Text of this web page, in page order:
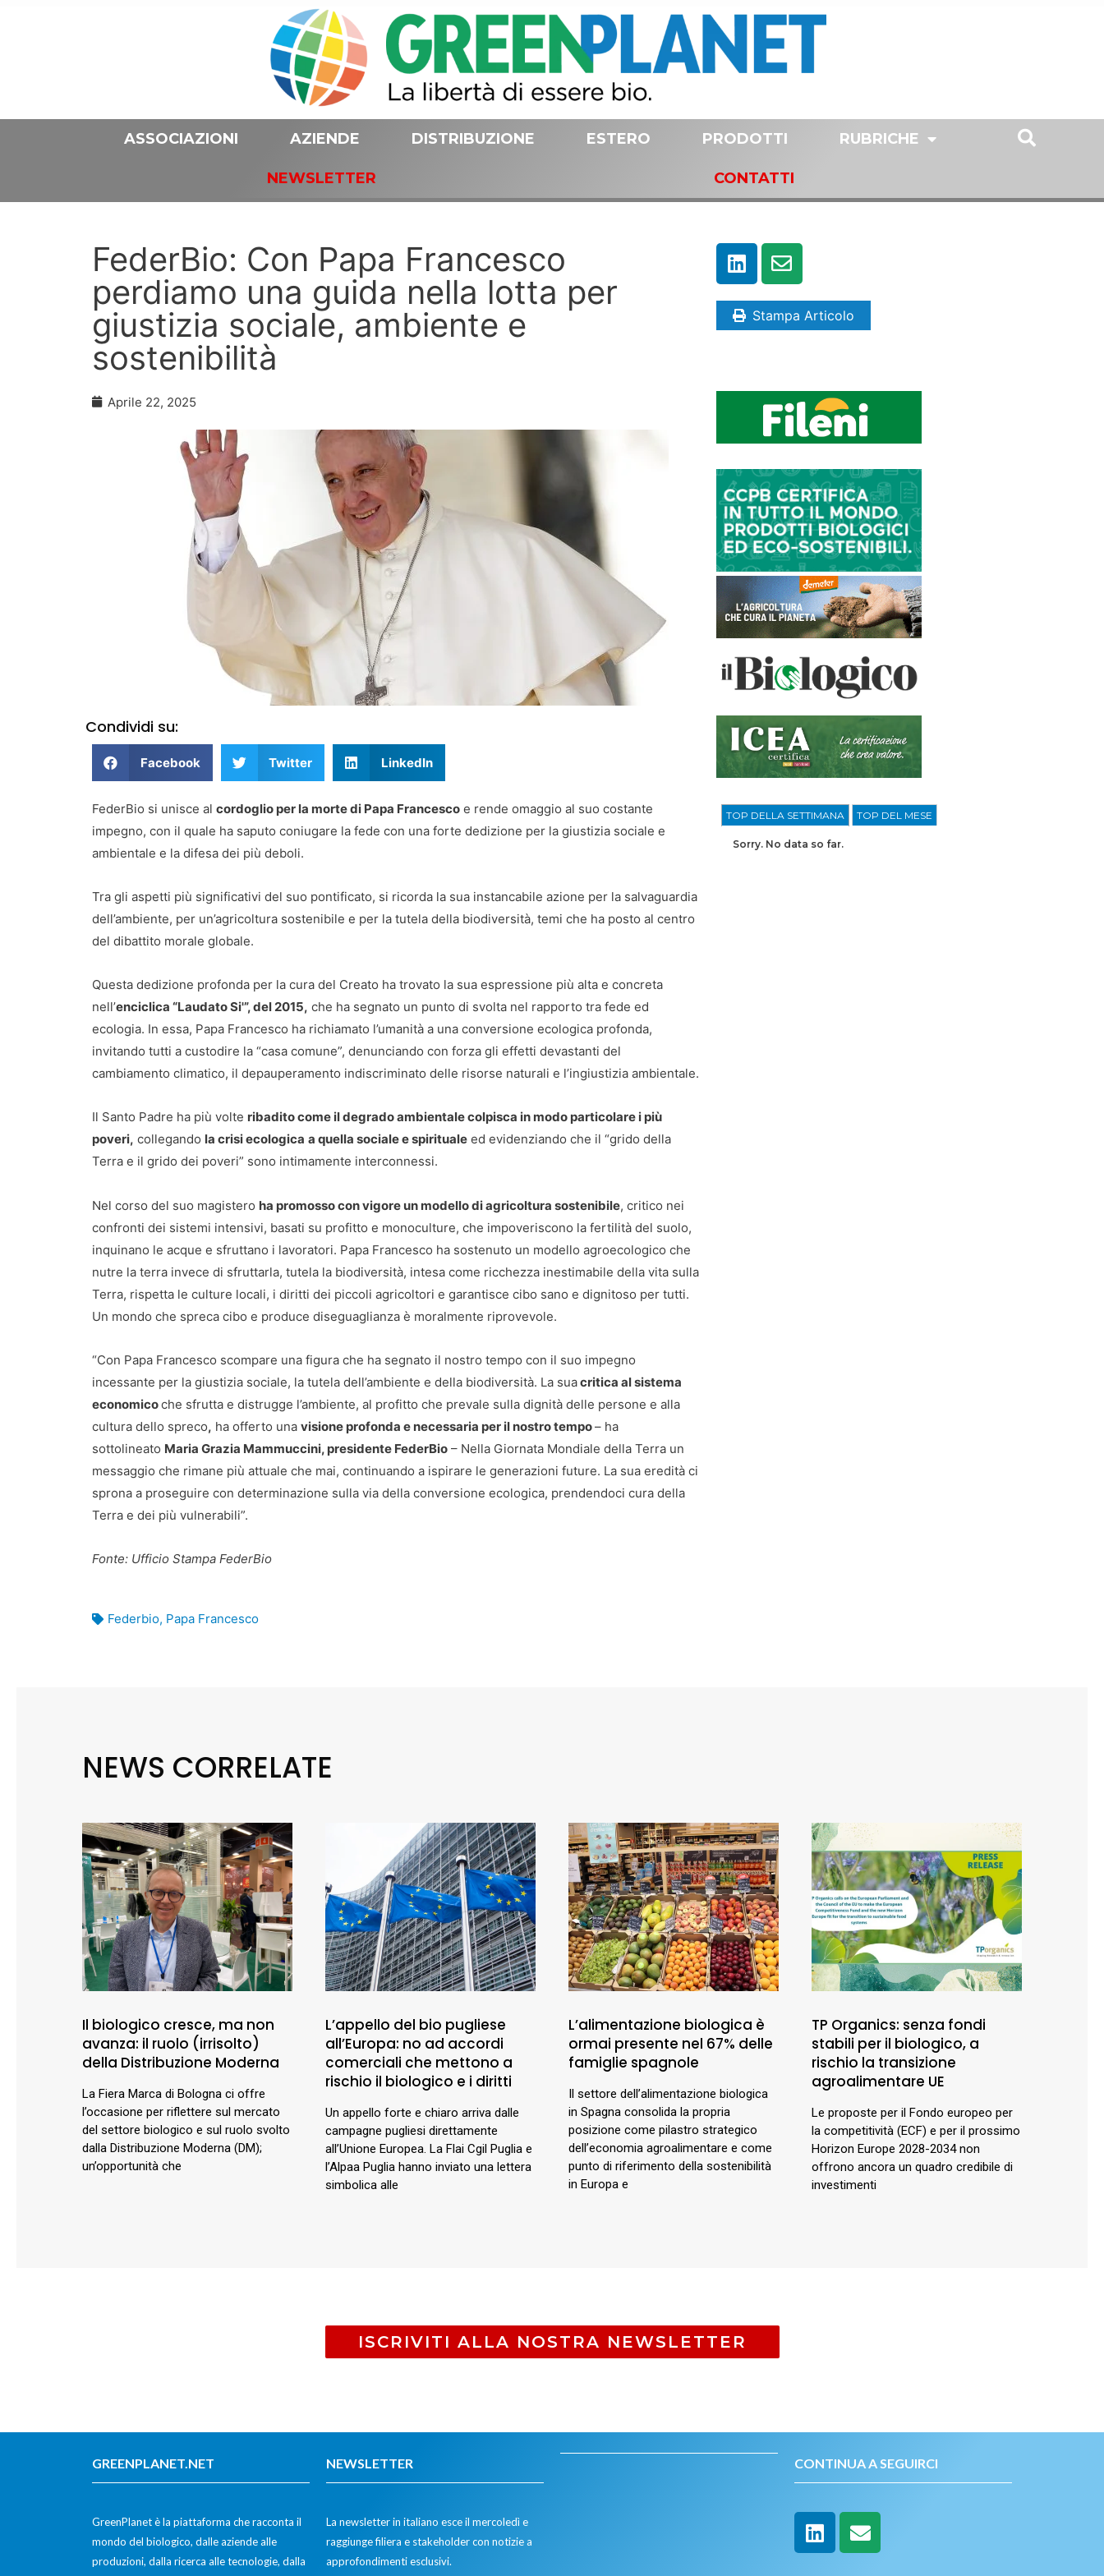
ASSOCIAZIONI AZIENDE DISTRIBUZIONE ESTERO PRODOTTI RUBRICHE
NEWSLETTER CONTATTI
FederBio: Con Papa Francesco
perdiamo una guida nella lotta per
giustizia sociale, ambiente e
sostenibilità
Aprile 22, 2025
Condividi su:
Facebook Twitter LinkedIn
FederBio si unisce al cordoglio per la morte di Papa Francesco e rende omaggio al suo costante
impegno, con il quale ha saputo coniugare la fede con una forte dedizione per la giustizia sociale e
ambientale e la difesa dei più deboli.
Tra gli aspetti più significativi del suo pontificato, si ricorda la sua instancabile azione per la salvaguardia
dell’ambiente, per un’agricoltura sostenibile e per la tutela della biodiversità, temi che ha posto al centro
del dibattito morale globale.
Questa dedizione profonda per la cura del Creato ha trovato la sua espressione più alta e concreta
nell’enciclica “Laudato Si'”, del 2015, che ha segnato un punto di svolta nel rapporto tra fede ed
ecologia. In essa, Papa Francesco ha richiamato l’umanità a una conversione ecologica profonda,
invitando tutti a custodire la “casa comune”, denunciando con forza gli effetti devastanti del
cambiamento climatico, il depauperamento indiscriminato delle risorse naturali e l’ingiustizia ambientale.
Il Santo Padre ha più volte ribadito come il degrado ambientale colpisca in modo particolare i più
poveri, collegando la crisi ecologica a quella sociale e spirituale ed evidenziando che il “grido della
Terra e il grido dei poveri” sono intimamente interconnessi.
Nel corso del suo magistero ha promosso con vigore un modello di agricoltura sostenibile, critico nei
confronti dei sistemi intensivi, basati su profitto e monoculture, che impoveriscono la fertilità del suolo,
inquinano le acque e sfruttano i lavoratori. Papa Francesco ha sostenuto un modello agroecologico che
nutre la terra invece di sfruttarla, tutela la biodiversità, intesa come ricchezza inestimabile della vita sulla
Terra, rispetta le culture locali, i diritti dei piccoli agricoltori e garantisce cibo sano e dignitoso per tutti.
Un mondo che spreca cibo e produce diseguaglianza è moralmente riprovevole.
“Con Papa Francesco scompare una figura che ha segnato il nostro tempo con il suo impegno
incessante per la giustizia sociale, la tutela dell’ambiente e della biodiversità. La suacritica al sistema
economicoche sfrutta e distrugge l’ambiente, al profitto che prevale sulla dignità delle persone e alla
cultura dello spreco, ha offerto una visione profonda e necessaria per il nostro tempo– ha
sottolineato Maria Grazia Mammuccini, presidente FederBio – Nella Giornata Mondiale della Terra un
messaggio che rimane più attuale che mai, continuando a ispirare le generazioni future. La sua eredità ci
sprona a proseguire con determinazione sulla via della conversione ecologica, prendendoci cura della
Terra e dei più vulnerabili”.
Fonte: Ufficio Stampa FederBio
Federbio, Papa Francesco
Stampa Articolo
TOP DELLA SETTIMANA TOP DEL MESE
Sorry. No data so far.
NEWS CORRELATE
Il biologico cresce, ma non
avanza: il ruolo (irrisolto)
della Distribuzione Moderna
La Fiera Marca di Bologna ci offre
l’occasione per riflettere sul mercato
del settore biologico e sul ruolo svolto
dalla Distribuzione Moderna (DM);
un’opportunità che
L’appello del bio pugliese
all’Europa: no ad accordi
comerciali che mettono a
rischio il biologico e i diritti
Un appello forte e chiaro arriva dalle
campagne pugliesi direttamente
all’Unione Europea. La Flai Cgil Puglia e
l’Alpaa Puglia hanno inviato una lettera
simbolica alle
L’alimentazione biologica è
ormai presente nel 67% delle
famiglie spagnole
Il settore dell’alimentazione biologica
in Spagna consolida la propria
posizione come pilastro strategico
dell’economia agroalimentare e come
punto di riferimento della sostenibilità
in Europa e
TP Organics: senza fondi
stabili per il biologico, a
rischio la transizione
agroalimentare UE
Le proposte per il Fondo europeo per
la competitività (ECF) e per il prossimo
Horizon Europe 2028-2034 non
offrono ancora un quadro credibile di
investimenti
ISCRIVITI ALLA NOSTRA NEWSLETTER
GREENPLANET.NET
GreenPlanet è la piattaforma che racconta il
mondo del biologico, dalle aziende alle
produzioni, dalla ricerca alle tecnologie, dalla
NEWSLETTER
La newsletter in italiano esce il mercoledì e
raggiunge filiera e stakeholder con notizie a
approfondimenti esclusivi.
CONTINUA A SEGUIRCI